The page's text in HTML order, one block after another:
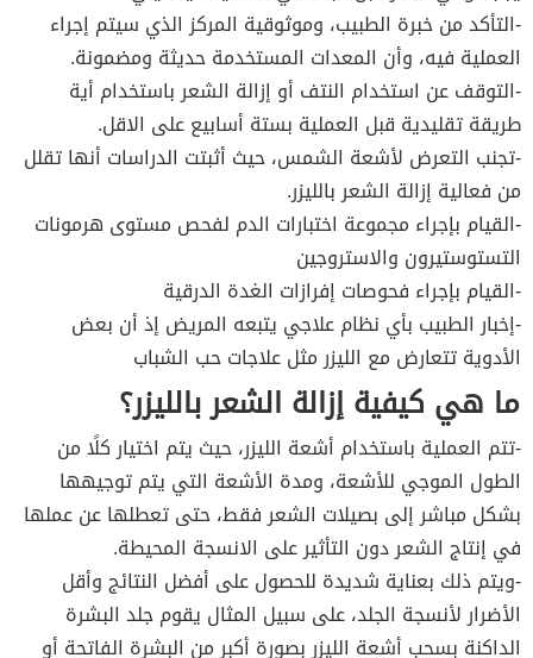
-التأكد من خبرة الطبيب، وموثوقية المركز الذي سيتم إجراء
العملية فيه، وأن المعدات المستخدمة حديثة ومضمونة.
-التوقف عن استخدام النتف أو إزالة الشعر باستخدام أية
طريقة تقليدية قبل العملية بستة أسابيع على الاقل.
-تجنب التعرض لأشعة الشمس، حيث أثبتت الدراسات أنها تقلل
من فعالية إزالة الشعر بالليزر.
-القيام بإجراء مجموعة اختبارات الدم لفحص مستوى هرمونات
التستوستيرون والاستروجين
-القيام بإجراء فحوصات إفرازات الغدة الدرقية
-إخبار الطبيب بأي نظام علاجي يتبعه المريض إذ أن بعض
الأدوية تتعارض مع الليزر مثل علاجات حب الشباب
ما هي كيفية إزالة الشعر بالليزر؟
-تتم العملية باستخدام أشعة الليزر، حيث يتم اختيار كلًا من
الطول الموجي للأشعة، ومدة الأشعة التي يتم توجيهها
بشكل مباشر إلى بصيلات الشعر فقط، حتى تعطلها عن عملها
في إنتاج الشعر دون التأثير على الانسجة المحيطة.
-ويتم ذلك بعناية شديدة للحصول على أفضل النتائج وأقل
الأضرار لأنسجة الجلد، على سبيل المثال يقوم جلد البشرة
الداكنة بسحب أشعة الليزر بصورة أكبر من البشرة الفاتحة أو